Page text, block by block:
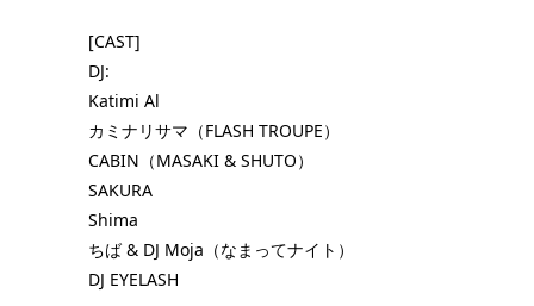
[CAST]
DJ:
Katimi Al
カミナリサマ（FLASH TROUPE）
CABIN（MASAKI & SHUTO）
SAKURA
Shima
ちば & DJ Moja（なまってナイト）
DJ EYELASH